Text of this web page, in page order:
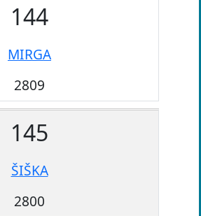
144
MIRGA
2809
145
ŠIŠKA
2800